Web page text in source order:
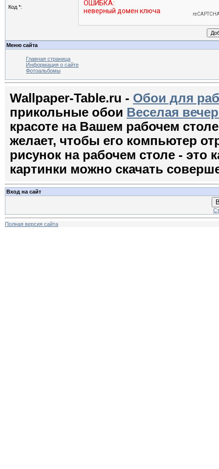
Код *:
Меню сайта
Главная страница
Информация о сайте
Фотоальбомы
Wallpaper-Table.ru - Обои для
прикольные обои Веселая
красоте на Вашем рабочем
желает, чтобы его компьютер
рисунок на рабочем столе - это
картинки можно скачать
Вход на сайт
Полная версия сайта